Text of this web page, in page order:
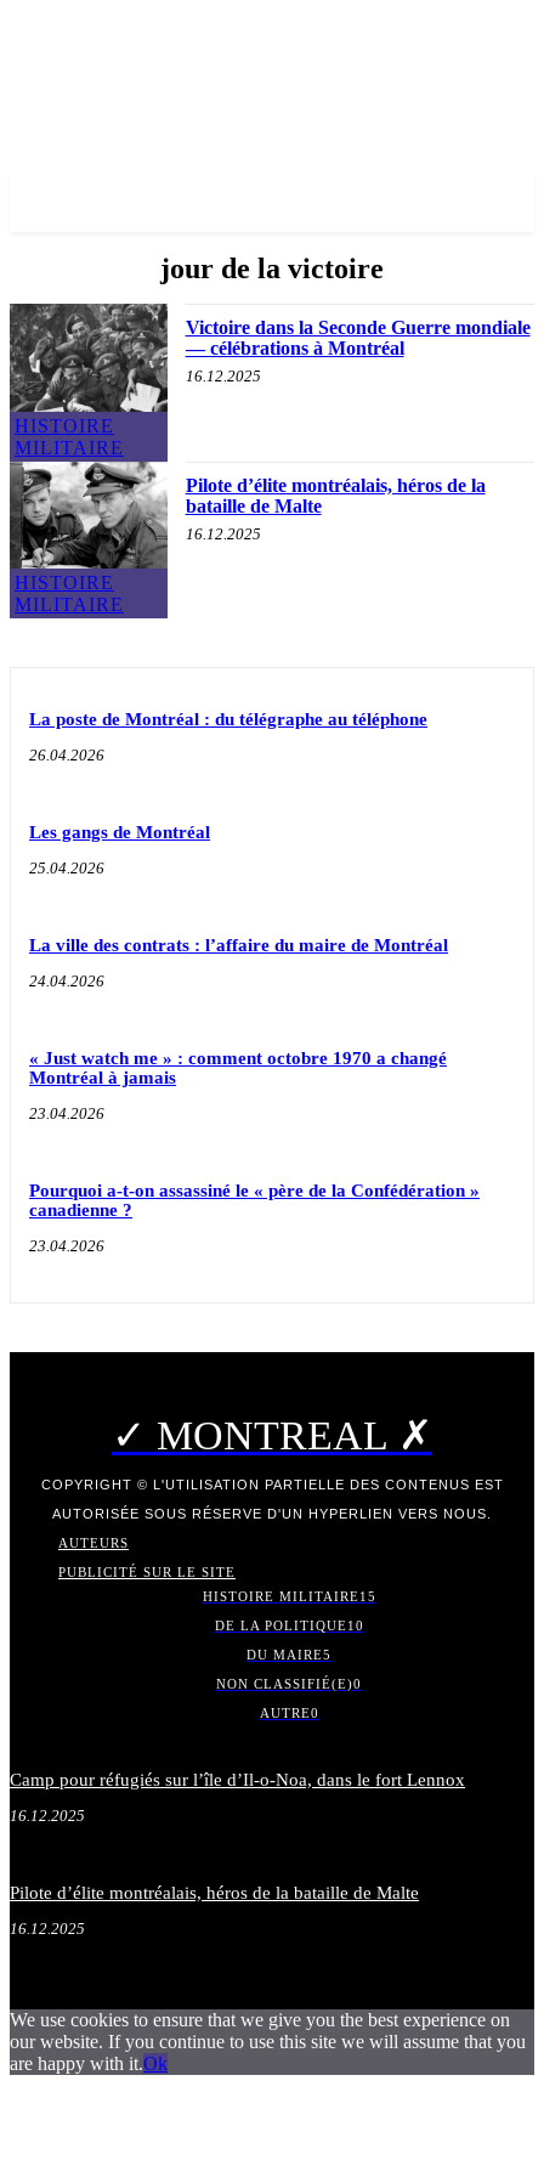
jour de la victoire
HISTOIRE
MILITAIRE
Victoire dans la Seconde Guerre mondiale
— célébrations à Montréal
16.12.2025
HISTOIRE
MILITAIRE
Pilote d’élite montréalais, héros de la
bataille de Malte
16.12.2025
La poste de Montréal : du télégraphe au téléphone
26.04.2026
Les gangs de Montréal
25.04.2026
La ville des contrats : l’affaire du maire de Montréal
24.04.2026
« Just watch me » : comment octobre 1970 a changé
Montréal à jamais
23.04.2026
Pourquoi a-t-on assassiné le « père de la Confédération »
canadienne ?
23.04.2026
✓ MONTREAL ✗
COPYRIGHT © L'UTILISATION PARTIELLE DES CONTENUS EST
AUTORISÉE SOUS RÉSERVE D'UN HYPERLIEN VERS NOUS.
AUTEURS
PUBLICITÉ SUR LE SITE
HISTOIRE MILITAIRE15
DE LA POLITIQUE10
DU MAIRE5
NON CLASSIFIÉ(E)0
AUTRE0
Camp pour réfugiés sur l’île d’Il-o-Noa, dans le fort Lennox
16.12.2025
Pilote d’élite montréalais, héros de la bataille de Malte
16.12.2025
We use cookies to ensure that we give you the best experience on
our website. If you continue to use this site we will assume that you
are happy with it.Ok